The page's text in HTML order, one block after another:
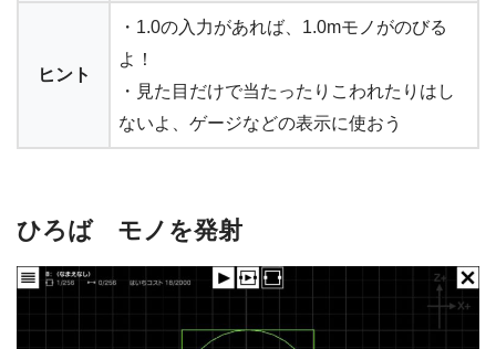
ヒント
・1.0の入力があれば、1.0mモノがのびる
よ！
・見た目だけで当たったりこわれたりはし
ないよ、ゲージなどの表示に使おう
ひろば モノを発射